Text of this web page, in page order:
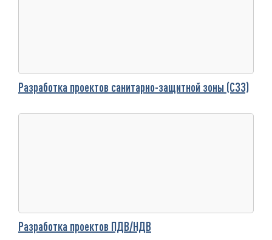
Разработка проектов санитарно-защитной зоны (СЗЗ)
Разработка проектов ПДВ/НДВ